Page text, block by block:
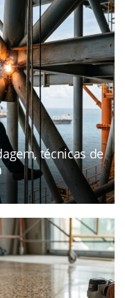
técnicas de